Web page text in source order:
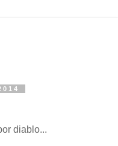
diablo...